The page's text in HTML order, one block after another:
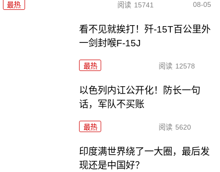
最热 阅读 15741 08-05
看不见就挨打！歼-15T百公里外
一剑封喉F-15J
最热 阅读 12578
以色列内讧公开化！防长一句
话，军队不买账
最热 阅读 5620
印度满世界绕了一大圈，最后发
现还是中国好？